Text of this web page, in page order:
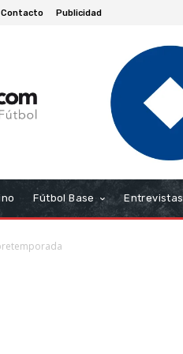
Contacto Publicidad
Fútbol Base Entrevistas